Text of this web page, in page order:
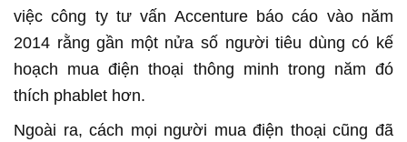
việc công ty tư vấn Accenture báo cáo vào năm
2014 rằng gần một nửa số người tiêu dùng có kế
hoạch mua điện thoại thông minh trong năm đó
thích phablet hơn.
Ngoài ra, cách mọi người mua điện thoại cũng đã